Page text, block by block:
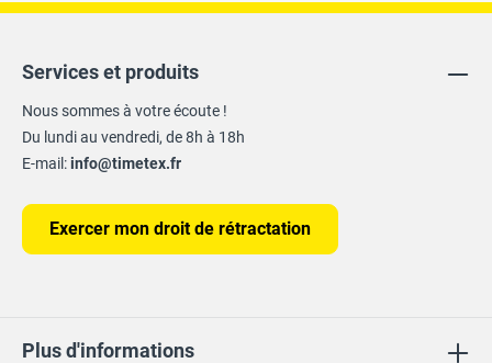
Services et produits
Nous sommes à votre écoute !
Du lundi au vendredi, de 8h à 18h
E-mail:info@timetex.fr
Exercer mon droit de rétractation
Plus d'informations